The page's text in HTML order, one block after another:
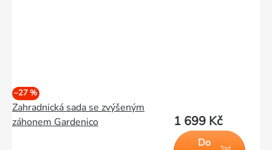
–27 %
Zahradnická sada se zvýšeným
záhonem Gardenico
1 699 Kč
Do